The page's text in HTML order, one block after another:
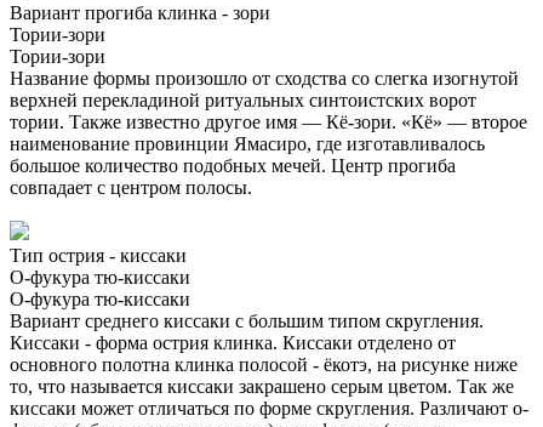
Вариант прогиба клинка - зори
Тории-зори
Тории-зори
Название формы произошло от сходства со слегка изогнутой
верхней перекладиной ритуальных синтоистских ворот
тории. Также известно другое имя — Кё-зори. «Кё» — второе
наименование провинции Ямасиро, где изготавливалось
большое количество подобных мечей. Центр прогиба
совпадает с центром полосы.
Тип острия - киссаки
О-фукура тю-киссаки
О-фукура тю-киссаки
Вариант среднего киссаки с большим типом скругления.
Киссаки - форма острия клинка. Киссаки отделено от
основного полотна клинка полосой - ёкотэ, на рисунке ниже
то, что называется киссаки закрашено серым цветом. Так же
киссаки может отличаться по форме скругления. Различают о-